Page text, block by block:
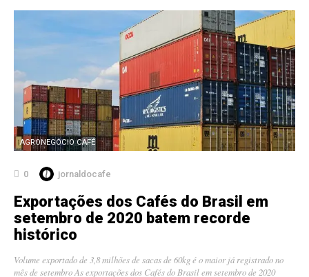
AGRONEGÓCIO CAFÉ
0 jornaldocafe
Exportações dos Cafés do Brasil em
setembro de 2020 batem recorde
histórico
Volume exportado de 3,8 milhões de sacas de 60kg é o maior já registrado no
mês de setembro As exportações dos Cafés do Brasil em setembro de 2020